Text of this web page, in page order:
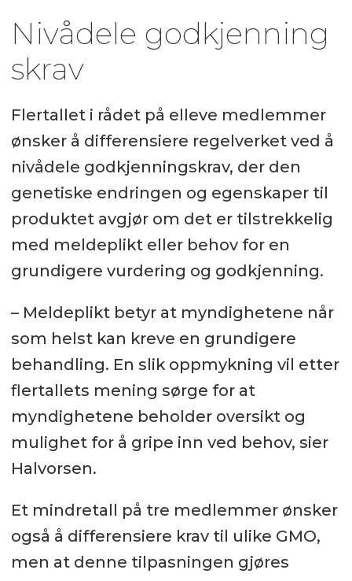
Nivådele godkjenning
skrav
Flertallet i rådet på elleve medlemmer
ønsker å differensiere regelverket ved å
nivådele godkjenningskrav, der den
genetiske endringen og egenskaper til
produktet avgjør om det er tilstrekkelig
med meldeplikt eller behov for en
grundigere vurdering og godkjenning.
– Meldeplikt betyr at myndighetene når
som helst kan kreve en grundigere
behandling. En slik oppmykning vil etter
flertallets mening sørge for at
myndighetene beholder oversikt og
mulighet for å gripe inn ved behov, sier
Halvorsen.
Et mindretall på tre medlemmer ønsker
også å differensiere krav til ulike GMO,
men at denne tilpasningen gjøres